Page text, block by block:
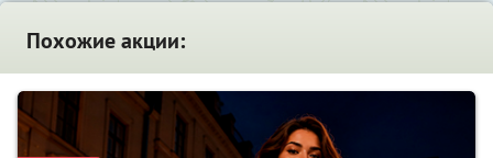
Похожие акции: